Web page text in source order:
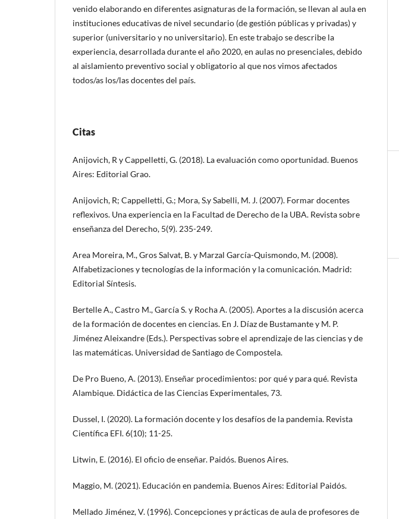
venido elaborando en diferentes asignaturas de la formación, se llevan al aula en
instituciones educativas de nivel secundario (de gestión públicas y privadas) y
superior (universitario y no universitario). En este trabajo se describe la
experiencia, desarrollada durante el año 2020, en aulas no presenciales, debido
al aislamiento preventivo social y obligatorio al que nos vimos afectados
todos/as los/las docentes del país.
Citas
Anijovich, R y Cappelletti, G. (2018). La evaluación como oportunidad. Buenos
Aires: Editorial Grao.
Anijovich, R; Cappelletti, G.; Mora, S.y Sabelli, M. J. (2007). Formar docentes
reflexivos. Una experiencia en la Facultad de Derecho de la UBA. Revista sobre
enseñanza del Derecho, 5(9). 235-249.
Area Moreira, M., Gros Salvat, B. y Marzal García-Quismondo, M. (2008).
Alfabetizaciones y tecnologías de la información y la comunicación. Madrid:
Editorial Síntesis.
Bertelle A., Castro M., García S. y Rocha A. (2005). Aportes a la discusión acerca
de la formación de docentes en ciencias. En J. Díaz de Bustamante y M. P.
Jiménez Aleixandre (Eds.). Perspectivas sobre el aprendizaje de las ciencias y de
las matemáticas. Universidad de Santiago de Compostela.
De Pro Bueno, A. (2013). Enseñar procedimientos: por qué y para qué. Revista
Alambique. Didáctica de las Ciencias Experimentales, 73.
Dussel, I. (2020). La formación docente y los desafíos de la pandemia. Revista
Científica EFI. 6(10); 11-25.
Litwin, E. (2016). El oficio de enseñar. Paidós. Buenos Aires.
Maggio, M. (2021). Educación en pandemia. Buenos Aires: Editorial Paidós.
Mellado Jiménez, V. (1996). Concepciones y prácticas de aula de profesores de